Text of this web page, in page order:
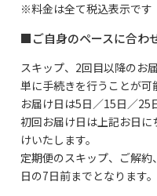
※料金は全て税込表示です
■ご自身のペースに合わ
スキップ、2回目以降のお
単に手続きを行うことが可
お届け日は5日／15日／25
初回お届け日は上記お日
けいたします。
定期便のスキップ、ご解
日の7日前までとなります。